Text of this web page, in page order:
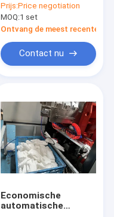
blaasvormmachine
MP100FD
Prijs:Price negotiation
MOQ:1 set
Ontvang de meest recente
Contact nu
Economische
automatische